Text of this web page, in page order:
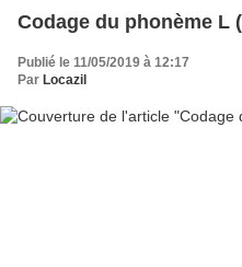
Codage du phonème L
Publié le 11/05/2019 à 12:17
Par Locazil